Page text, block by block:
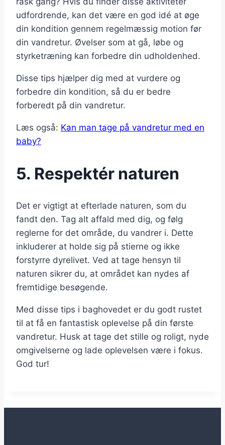
udfordrende, kan det være en god idé at øge
din kondition gennem regelmæssig motion før
din vandretur. Øvelser som at gå, løbe og
styrketræning kan forbedre din udholdenhed.
Disse tips hjælper dig med at vurdere og
forbedre din kondition, så du er bedre
forberedt på din vandretur.
Læs også: Kan man tage på vandretur med en
baby?
5. Respektér naturen
Det er vigtigt at efterlade naturen, som du
fandt den. Tag alt affald med dig, og følg
reglerne for det område, du vandrer i. Dette
inkluderer at holde sig på stierne og ikke
forstyrre dyrelivet. Ved at tage hensyn til
naturen sikrer du, at området kan nydes af
fremtidige besøgende.
Med disse tips i baghovedet er du godt rustet
til at få en fantastisk oplevelse på din første
vandretur. Husk at tage det stille og roligt, nyde
omgivelserne og lade oplevelsen være i fokus.
God tur!